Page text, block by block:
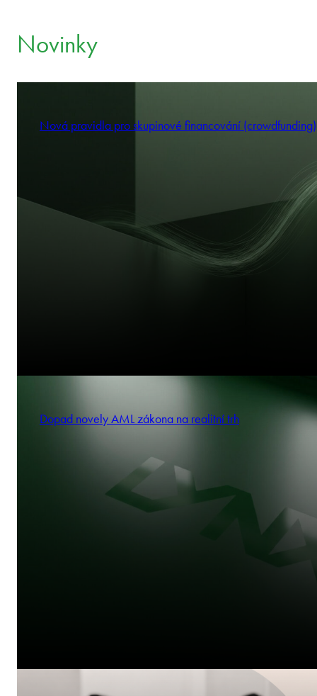
Novinky
Nová pravidla pro skupinové financování (crowdfunding)
Dopad novely AML zákona na realitní trh